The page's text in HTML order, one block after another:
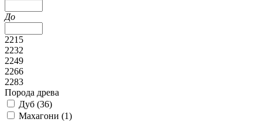
До
2215
2232
2249
2266
2283
Порода древа
Дуб (36)
Mахагони (1)